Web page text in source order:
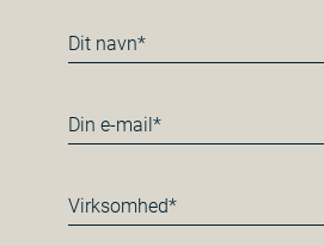
Navn
*
E-
mail
Virksomhed*
*